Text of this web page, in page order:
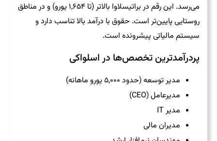
می‌رسد. این رقم در براتیسلاوا بالاتر (تا ۱,۶۵۴ یورو) و در مناطق
روستایی پایین‌تر است. حقوق با درآمد بالا تناسب دارد و
سیستم مالیاتی پیشرونده است.
پردرآمدترین تخصص‌ها در اسلواکی
مدیر توسعه (حدود ۵,۰۰۰ یورو ماهانه)
مدیرعامل (CEO)
مدیر IT
مدیران مالی